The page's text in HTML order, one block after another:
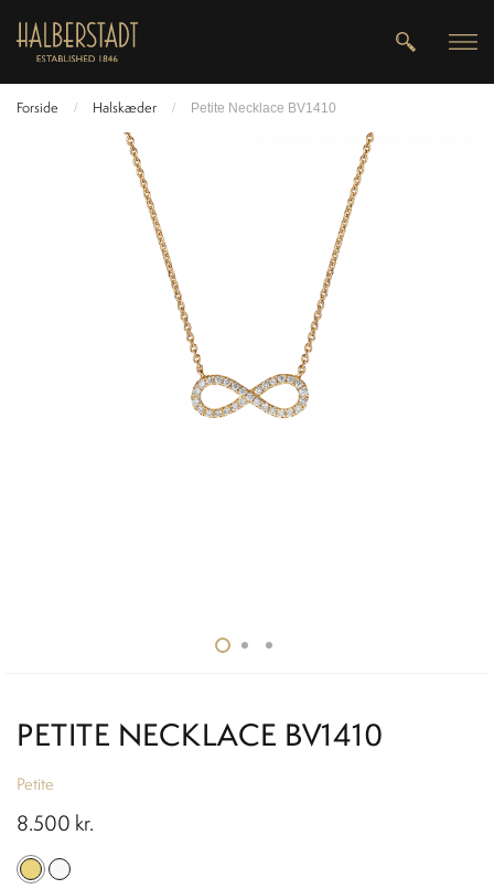
Forside / Halskæder / Petite Necklace BV1410
PETITE NECKLACE BV1410
Petite
8.500 kr.